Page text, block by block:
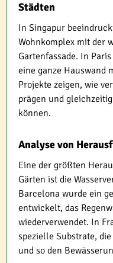
Städten
In Singapur
Wohnkomplex mit der
Gartenfassade. In
eine ganze Hauswand
Projekte zeigen, wie
prägen und
können.
Analyse von
Eine der größten
Gärten ist die
Barcelona wurde ein
entwickelt, das
wiederverwendet. In
spezielle Substrate,
und so den